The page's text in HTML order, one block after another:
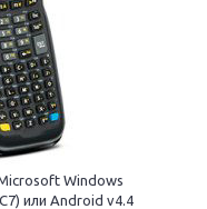
Windows
или Android v4.4